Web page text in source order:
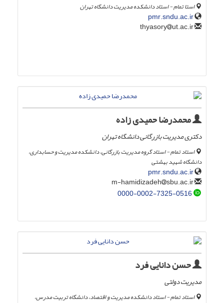
استا تمام - استاد دانشکده مدیریت دانشگاه تهران
pmr.sndu.ac.ir
ut.ac.ir
محمدرضا حمیدی زاده
دکتری مدیریت بازرگانی دانشگاه تهران
استاد تمام - استاد گروه مدیریت بازرگانی، دانشکده مدیریت و حسابداری،
دانشگاه شهید بهشتی
pmr.sndu.ac.ir
sbu.ac.ir
0000-0002-7325-0516
حسن دانایی فرد
مدیریت دولتی
استاد تمام - استاد دانشکده مدیریت و اقتصاد، دانشگاه تربیت مدرس،